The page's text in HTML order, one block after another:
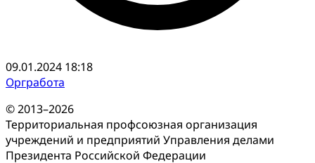
09.01.2024 18:18
Оргработа
© 2013–2026
Территориальная профсоюзная организация
учреждений и предприятий Управления делами
Президента Российской Федерации